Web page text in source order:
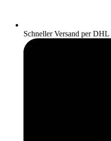
Schneller Versand per DHL